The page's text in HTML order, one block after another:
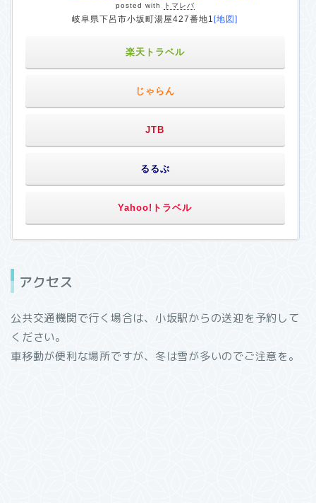
posted with トマレバ
岐阜県下呂市小坂町湯屋427番地1[地図]
楽天トラベル
じゃらん
JTB
るるぶ
Yahoo!トラベル
アクセス
公共交通機関で行く場合は、小坂駅からの送迎を予約して
ください。
車移動が便利な場所ですが、冬は雪が多いのでご注意を。